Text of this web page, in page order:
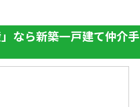
」なら新築一戸建て仲介手